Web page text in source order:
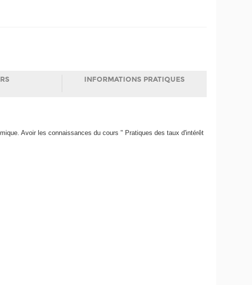
INFORMATIONS PRATIQUES
Avoir les connaissances du cours " Pratiques des taux d'intérêt